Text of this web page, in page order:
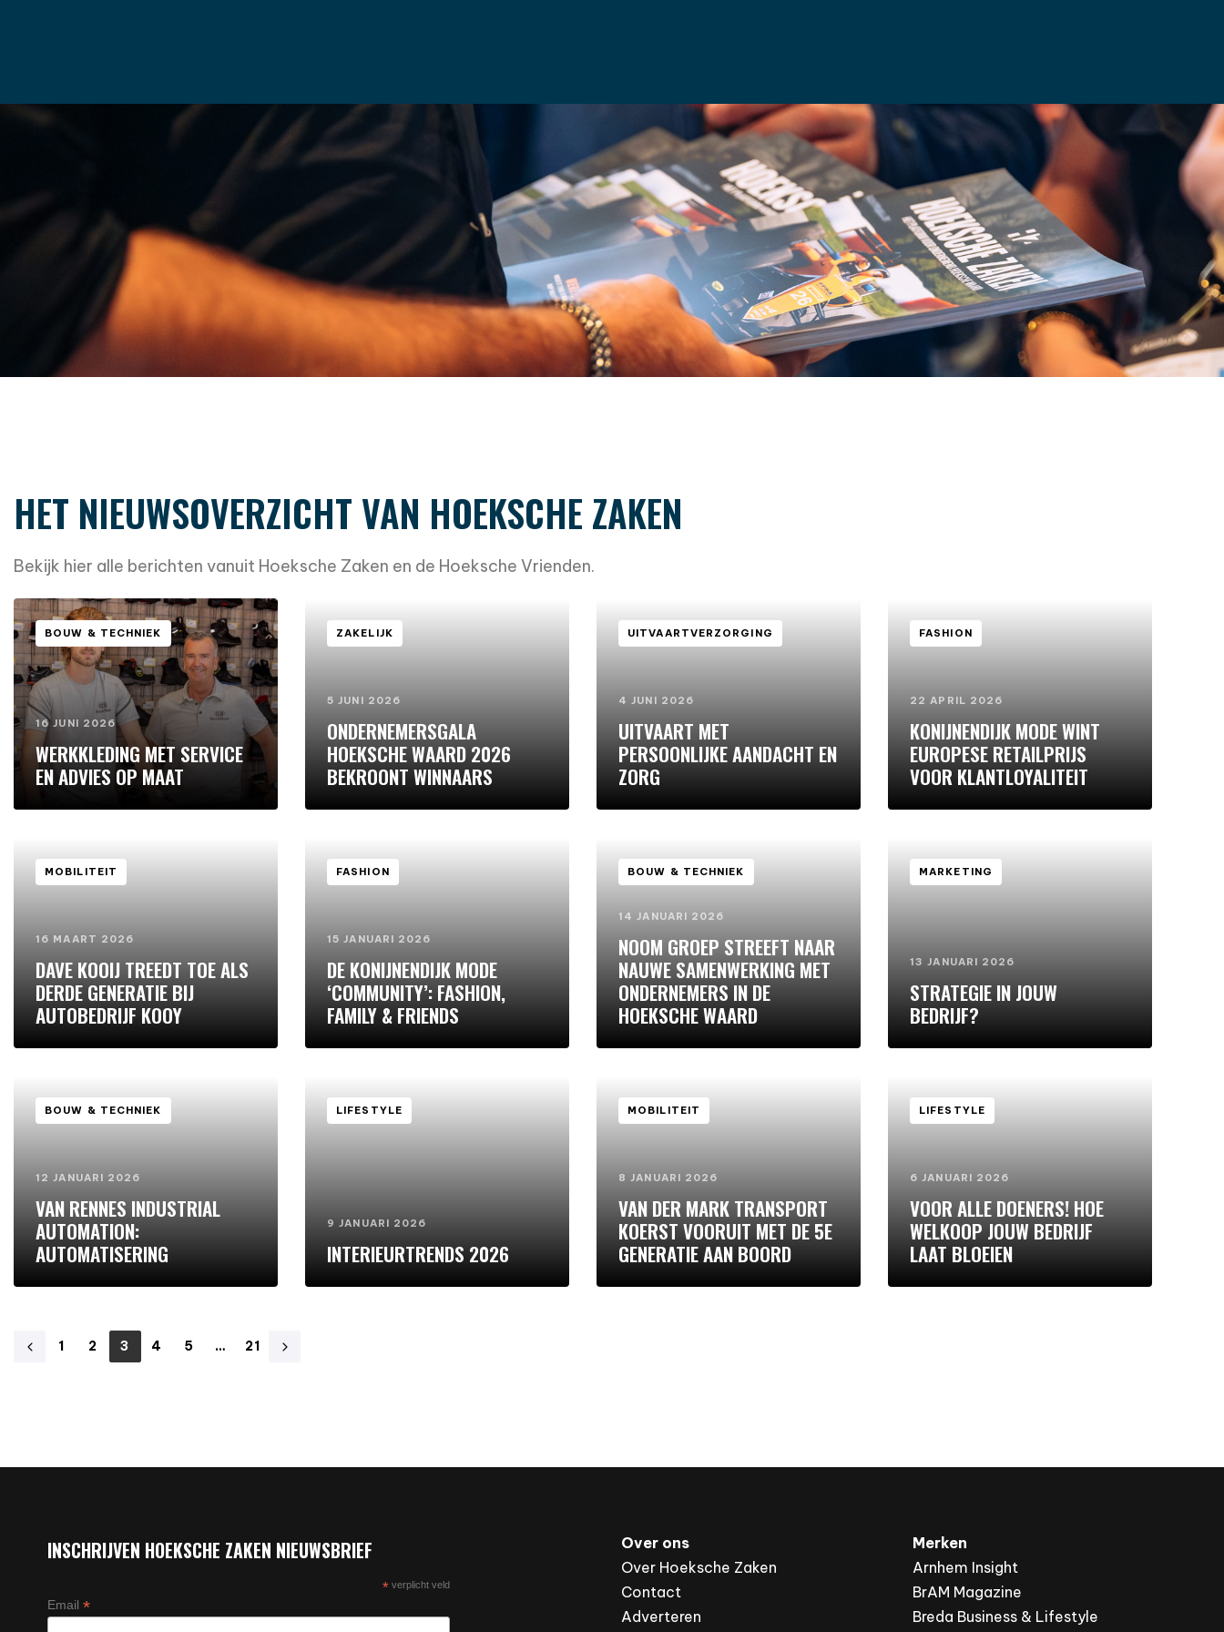
VRIENDEN PODCAST CONTACT
HET NIEUWSOVERZICHT VAN HOEKSCHE ZAKEN
Bekijk hier alle berichten vanuit Hoeksche Zaken en de Hoeksche Vrienden.
BOUW & TECHNIEK
16 JUNI 2026
WERKKLEDING MET SERVICE
EN ADVIES OP MAAT
ZAKELIJK
5 JUNI 2026
ONDERNEMERSGALA
HOEKSCHE WAARD 2026
BEKROONT WINNAARS
UITVAARTVERZORGING
4 JUNI 2026
UITVAART MET
PERSOONLIJKE AANDACHT EN
ZORG
FASHION
22 APRIL 2026
KONIJNENDIJK MODE WINT
EUROPESE RETAILPRIJS
VOOR KLANTLOYALITEIT
MOBILITEIT
16 MAART 2026
DAVE KOOIJ TREEDT TOE ALS
DERDE GENERATIE BIJ
AUTOBEDRIJF KOOY
FASHION
15 JANUARI 2026
DE KONIJNENDIJK MODE
‘COMMUNITY’: FASHION,
FAMILY & FRIENDS
BOUW & TECHNIEK
14 JANUARI 2026
NOOM GROEP STREEFT NAAR
NAUWE SAMENWERKING MET
ONDERNEMERS IN DE
HOEKSCHE WAARD
MARKETING
13 JANUARI 2026
STRATEGIE IN JOUW
BEDRIJF?
BOUW & TECHNIEK
12 JANUARI 2026
VAN RENNES INDUSTRIAL
AUTOMATION:
AUTOMATISERING
LIFESTYLE
9 JANUARI 2026
INTERIEURTRENDS 2026
MOBILITEIT
8 JANUARI 2026
VAN DER MARK TRANSPORT
KOERST VOORUIT MET DE 5E
GENERATIE AAN BOORD
LIFESTYLE
6 JANUARI 2026
VOOR ALLE DOENERS! HOE
WELKOOP JOUW BEDRIJF
LAAT BLOEIEN
1 2 3 4 5 … 21
INSCHRIJVEN HOEKSCHE ZAKEN NIEUWSBRIEF
*verplicht veld
Email *
Over ons
Over Hoeksche Zaken
Contact
Adverteren
Merken
Arnhem Insight
BrAM Magazine
Breda Business & Lifestyle